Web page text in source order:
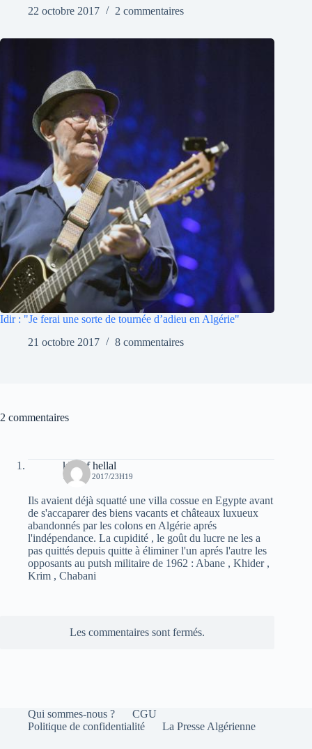
22 octobre 2017
2 commentaires
Idir : "Je ferai une sorte de tournée d’adieu en Algérie"
21 octobre 2017
8 commentaires
2 commentaires
khelaf hellal
16 JUIN 2017/23H19
Ils avaient déjà squatté une villa cossue en Egypte avant
de s'accaparer des biens vacants et châteaux luxueux
abandonnés par les colons en Algérie aprés
l'indépendance. La cupidité , le goût du lucre ne les a
pas quittés depuis quitte à éliminer l'un aprés l'autre les
opposants au putsh militaire de 1962 : Abane , Khider ,
Krim , Chabani
Les commentaires sont fermés.
Qui sommes-nous ?
CGU
Politique de confidentialité
La Presse Algérienne